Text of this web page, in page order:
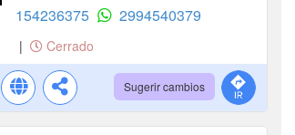
154236375
2994540379
| Cerrado
Sugerir cambios